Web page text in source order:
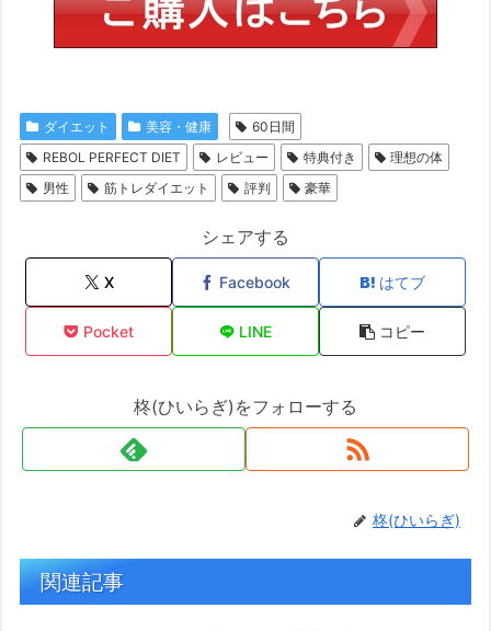
ダイエット 美容・健康
60日間
REBOL PERFECT DIET
レビュー 特典付き
理想の体
男性
筋トレダイエット 評判 豪華
シェアする
X Facebook はてブ
Pocket LINE コピー
柊(ひいらぎ)をフォローする
柊(ひいらぎ)
関連記事